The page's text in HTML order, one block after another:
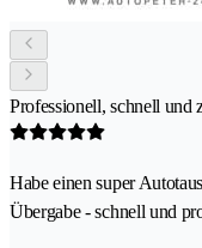
Professionell, schnell und
Habe einen super
Übergabe - schnell und